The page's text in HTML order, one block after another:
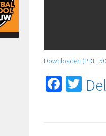
Downloaden (PDF,